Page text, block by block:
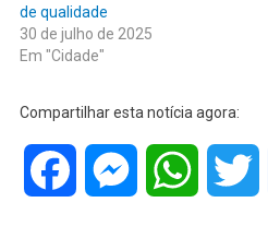
de qualidade
30 de julho de 2025
Em "Cidade"
Compartilhar esta notícia agora:
Facebook MessengerWhatsApp